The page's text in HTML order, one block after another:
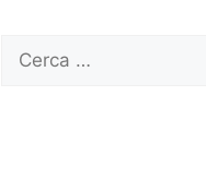
Ricerca